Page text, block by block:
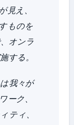
見え、
ものを
オンラ
する。
我々が
ーク、
ティ、